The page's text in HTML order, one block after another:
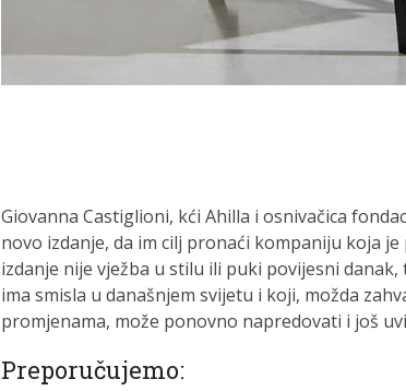
Giovanna Castiglioni, kći Ahilla i osnivačica
novo izdanje, da im cilj pronaći kompaniju koja
izdanje nije vježba u stilu ili puki povijesni
ima smisla u današnjem svijetu i koji, možda
promjenama, može ponovno napredovati i još
Preporučujemo: